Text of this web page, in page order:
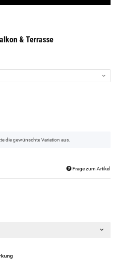
& Terrasse
die gewünschte Variation aus.
Frage zum Artikel